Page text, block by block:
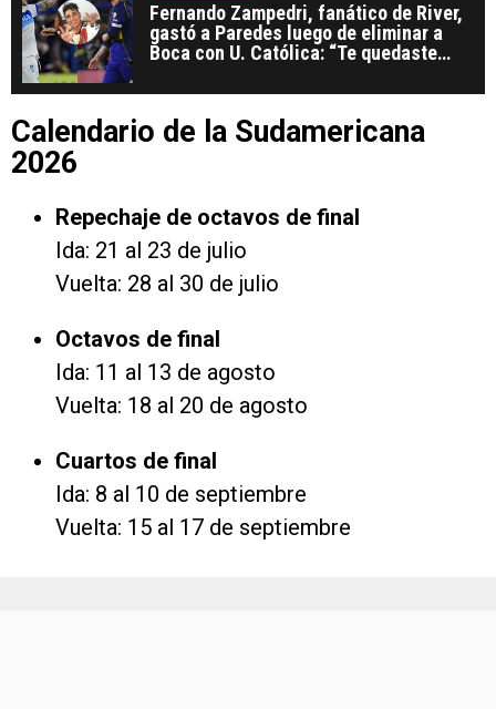
Fernando Zampedri, fanático de River,
gastó a Paredes luego de eliminar a
Boca con U. Católica: “Te quedaste
Calendario de la Sudamericana
2026
Repechaje de octavos de final
Ida: 21 al 23 de julio
Vuelta: 28 al 30 de julio
Octavos de final
Ida: 11 al 13 de agosto
Vuelta: 18 al 20 de agosto
Cuartos de final
Ida: 8 al 10 de septiembre
Vuelta: 15 al 17 de septiembre